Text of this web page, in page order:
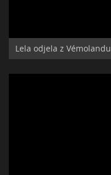
Lela odjela z Vémolandu